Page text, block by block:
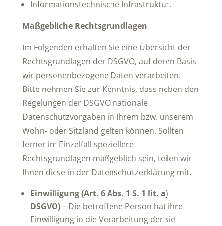
Informationstechnische Infrastruktur.
Maßgebliche Rechtsgrundlagen
Im Folgenden erhalten Sie eine Übersicht der
Rechtsgrundlagen der DSGVO, auf deren Basis
wir personenbezogene Daten verarbeiten.
Bitte nehmen Sie zur Kenntnis, dass neben den
Regelungen der DSGVO nationale
Datenschutzvorgaben in Ihrem bzw. unserem
Wohn- oder Sitzland gelten können. Sollten
ferner im Einzelfall speziellere
Rechtsgrundlagen maßgeblich sein, teilen wir
Ihnen diese in der Datenschutzerklärung mit.
Einwilligung (Art. 6 Abs. 1 S. 1 lit. a)
DSGVO)– Die betroffene Person hat ihre
Einwilligung in die Verarbeitung der sie